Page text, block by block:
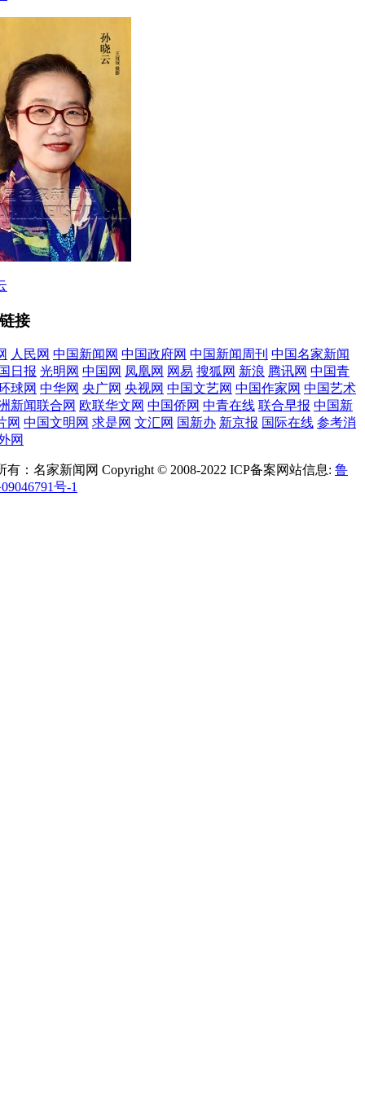
接
人民网 中国新闻网 中国政府网 中国新闻周刊 中国名家新闻
日报 光明网 中国网 凤凰网 网易 搜狐网 新浪 腾讯网 中国青
球网 中华网 央广网 央视网 中国文艺网 中国作家网 中国艺术
新闻联合网 欧联华文网 中国侨网 中青在线 联合早报 中国新
网 中国文明网 求是网 文汇网 国新办 新京报 国际在线 参考消
网
有：名家新闻网 Copyright © 2008-2022 ICP备案网站信息: 鲁
号-1